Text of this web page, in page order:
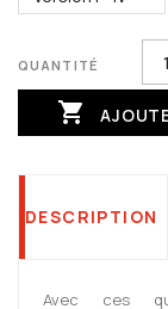
QUANTITÉ

DESCRIPTION
Avec ces